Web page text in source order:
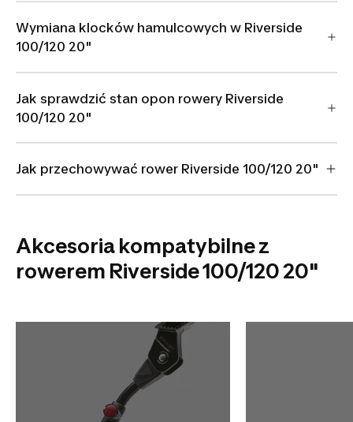
Wymiana klocków hamulcowych w Riverside
100/120 20"
Jak sprawdzić stan opon rowery Riverside
100/120 20"
Jak przechowywać rower Riverside 100/120 20"
Akcesoria kompatybilne z
rowerem Riverside 100/120 20"